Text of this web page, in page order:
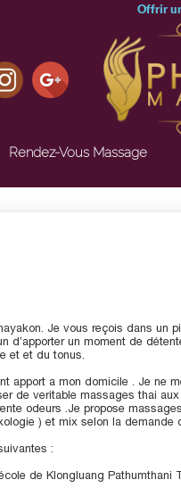
Rendez-Vous Massage
Je vous reçois dans un
d’apporter un moment de
et et du tonus.
apport a mon domicile . Je ne
de veritable massages thai
odeurs .Je propose
) et mix selon la demande
:
de Klongluang Pathumthani